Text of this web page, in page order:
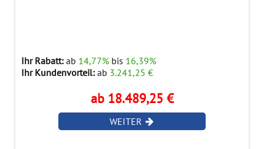
Ihr Rabatt: ab 14,77% bis 16,39%
Ihr Kundenvorteil: ab 3.241,25 €
ab 18.489,25 €
WEITER